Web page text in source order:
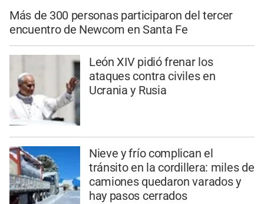
Más de 300 personas participaron del tercer
encuentro de Newcom en Santa Fe
León XIV pidió frenar los
ataques contra civiles en
Ucrania y Rusia
Nieve y frío complican el
tránsito en la cordillera: miles de
camiones quedaron varados y
hay pasos cerrados